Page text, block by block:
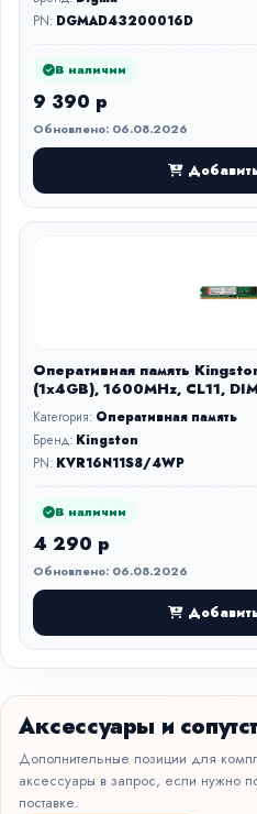
PN: DGMAD43200016D
В наличии
9 390 р
Обновлено: 06.08.2026
Оперативная память
(1x4GB), 1600MHz, CL11,
Категория: Оперативная память
Бренд: Kingston
PN: KVR16N11S8/4WP
В наличии
4 290 р
Обновлено: 06.08.2026
Аксессуары и
Дополнительные позиции для
аксессуары в запрос, если нужно
поставке.